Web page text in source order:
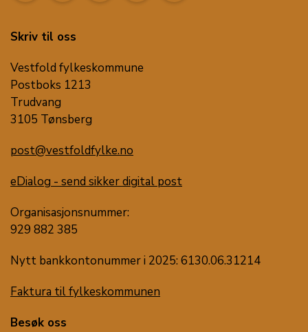
Skriv til oss
Vestfold fylkeskommune
Postboks 1213
Trudvang
3105 Tønsberg
post@vestfoldfylke.no
eDialog - send sikker digital post
Organisasjonsnummer:
929 882 385
Nytt bankkontonummer i 2025: 6130.06.31214
Faktura til fylkeskommunen
Besøk oss